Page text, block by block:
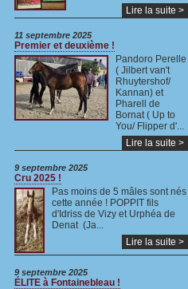
Lire la suite >
11 septembre 2025
Premier et deuxième !
Pandoro Perelle
( Jilbert van't
Rhuytershof/
Kannan) et
Pharell de
Bornat ( Up to
You/ Flipper d'...
Lire la suite >
9 septembre 2025
Cru 2025 !
Pas moins de 5 mâles sont nés
cette année ! POPPIT fils
d'Idriss de Vizy et Urphéa de
Denat (Ja...
Lire la suite >
9 septembre 2025
ÉLITE à Fontainebleau !